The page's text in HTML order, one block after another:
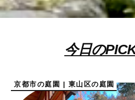
今日の
京都市の庭園 | 東山区の庭園